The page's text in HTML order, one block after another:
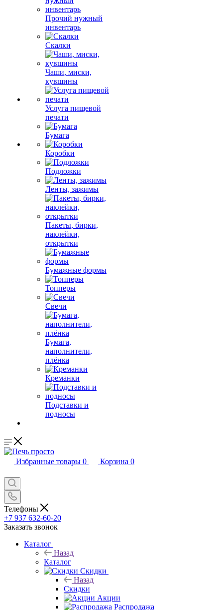
Прочий нужный
инвентарь
Скалки
Чаши, миски,
кувшины
Услуга пищевой
печати
Бумага
Коробки
Подложки
Ленты, зажимы
Пакеты, бирки,
наклейки,
открытки
Бумажные формы
Топперы
Свечи
Бумага,
наполнители,
плёнка
Креманки
Подставки и
подносы
Избранные товары 0 Корзина 0
Телефоны
+7 937 632-60-20
Заказать звонок
Каталог
Назад
Каталог
Скидки
Назад
Скидки
Акции
Распродажа